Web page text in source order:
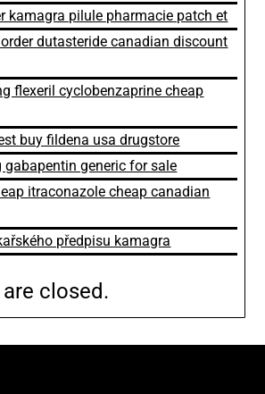
kamagra pilule pharmacie patch et
dutasteride canadian discount
flexeril cyclobenzaprine cheap
buy fildena usa drugstore
gabapentin generic for sale
itraconazole cheap canadian
předpisu kamagra
closed.